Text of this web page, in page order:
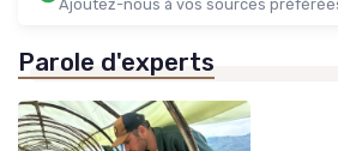
Ajoutez-nous à vos sources
Parole d'experts